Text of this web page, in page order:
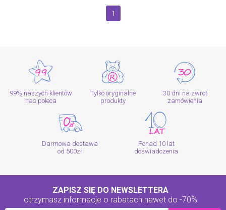
1
99% naszych klientów
nas poleca
Tylko oryginalne
produkty
30 dni na zwrot
zamówienia
Darmowa dostawa
od 500zł
Ponad 10 lat
doświadczenia
ZAPISZ SIĘ DO NEWSLETTERA
otrzymasz informacje o rabatach nawet do -70%